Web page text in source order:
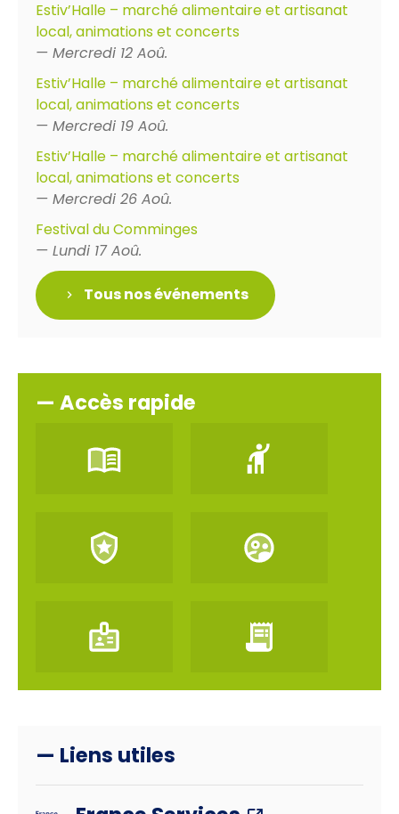
Estiv’Halle – marché alimentaire et artisanat
local, animations et concerts
— Mercredi 12 Aoû.
Estiv’Halle – marché alimentaire et artisanat
local, animations et concerts
— Mercredi 19 Aoû.
Estiv’Halle – marché alimentaire et artisanat
local, animations et concerts
— Mercredi 26 Aoû.
Festival du Comminges
— Lundi 17 Aoû.
Tous nos événements
— Accès rapide
— Liens utiles